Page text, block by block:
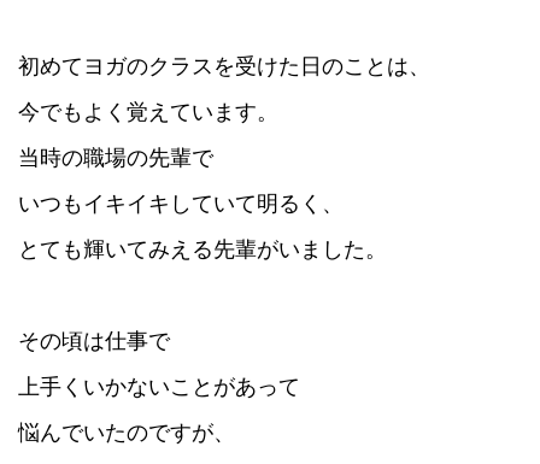
初めてヨガのクラスを受けた日のことは、
今でもよく覚えています。
当時の職場の先輩で
いつもイキイキしていて明るく、
とても輝いてみえる先輩がいました。
その頃は仕事で
上手くいかないことがあって
悩んでいたのですが、